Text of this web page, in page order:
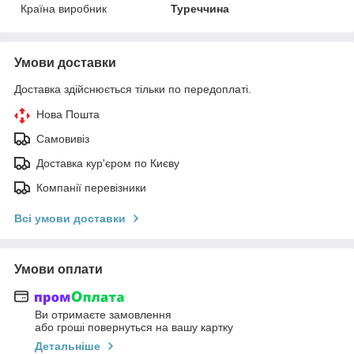
Країна виробник
Туреччина
Умови доставки
Доставка здійснюється тільки по передоплаті.
Нова Пошта
Самовивіз
Доставка кур'єром по Києву
Компанії перевізники
Всі умови доставки
Умови оплати
Ви отримаєте замовлення
або гроші повернуться на вашу картку
Детальніше